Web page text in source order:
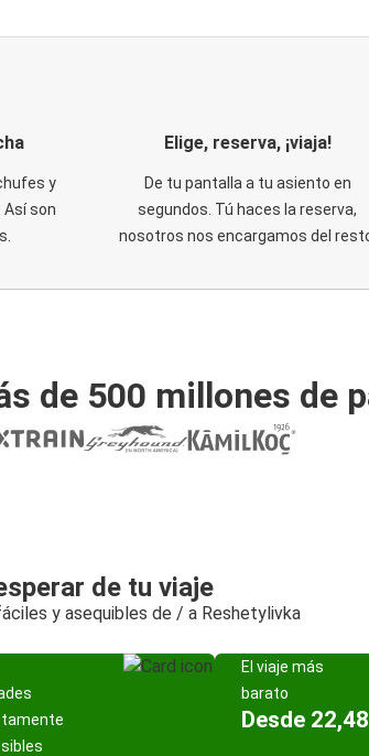
y
son
Elige, reserva, ¡viaja!
De tu pantalla a tu asiento en
segundos. Tú haces la reserva,
nosotros nos encargamos del
de 500 millones de
de tu viaje
y asequibles de / a Reshetylivka
El viaje más
barato
Desde